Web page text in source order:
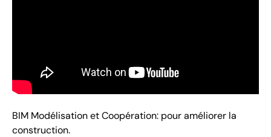
BIM Modélisation et Coopération: pour améliorer la
construction.